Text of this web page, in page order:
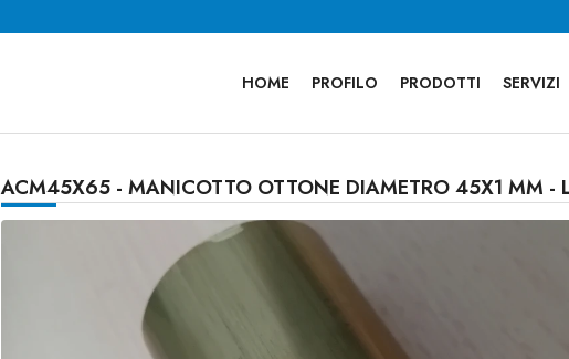
HOME PROFILO PRODOTTI SERVIZI
ACM45X65 - MANICOTTO OTTONE DIAMETRO 45X1 MM -